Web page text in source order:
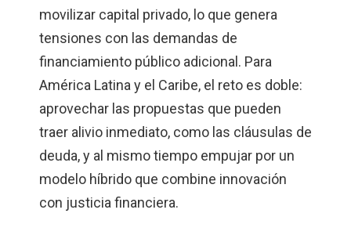
movilizar capital privado, lo que genera
tensiones con las demandas de
financiamiento público adicional. Para
América Latina y el Caribe, el reto es doble:
aprovechar las propuestas que pueden
traer alivio inmediato, como las cláusulas de
deuda, y al mismo tiempo empujar por un
modelo híbrido que combine innovación
con justicia financiera.